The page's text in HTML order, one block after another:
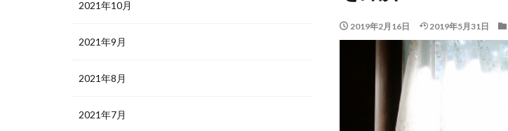
2019年2月16日 2019年5月31日
2021年10月
2021年9月
2021年8月
2021年7月